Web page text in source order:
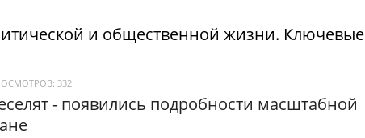
и общественной жизни. Ключевые
332
- появились подробности масштабной